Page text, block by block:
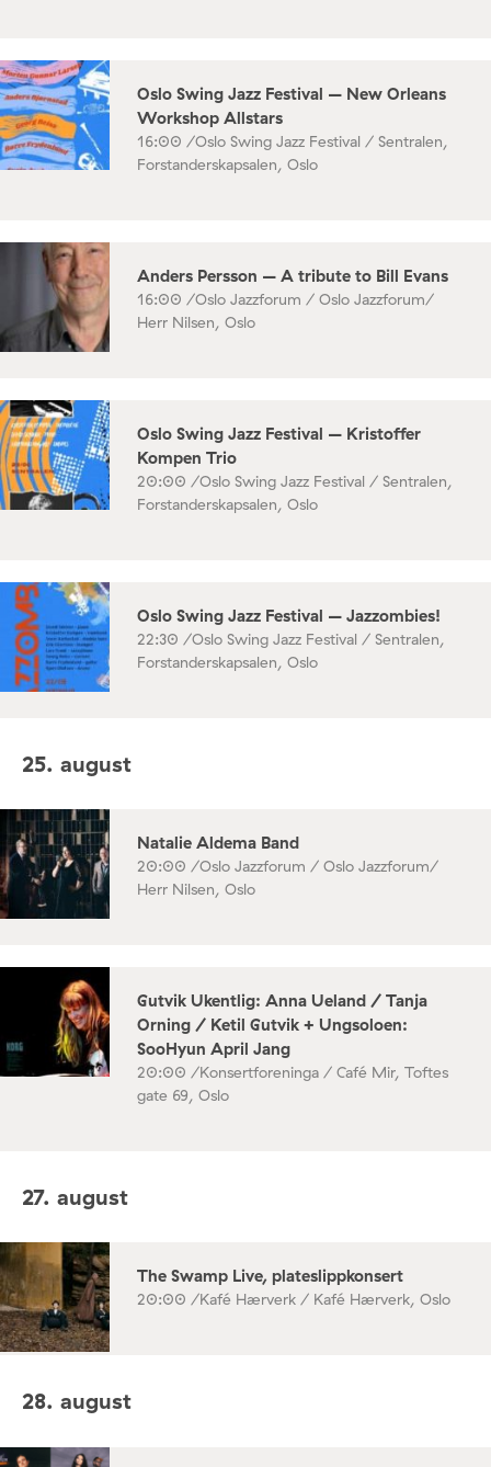
Oslo Swing Jazz Festival – New Orleans
Workshop Allstars
16:00 /Oslo Swing Jazz Festival / Sentralen,
Forstanderskapsalen, Oslo
Anders Persson – A tribute to Bill Evans
16:00 /Oslo Jazzforum / Oslo Jazzforum/
Herr Nilsen, Oslo
Oslo Swing Jazz Festival – Kristoffer
Kompen Trio
20:00 /Oslo Swing Jazz Festival / Sentralen,
Forstanderskapsalen, Oslo
Oslo Swing Jazz Festival – Jazzombies!
22:30 /Oslo Swing Jazz Festival / Sentralen,
Forstanderskapsalen, Oslo
25. august
Natalie Aldema Band
20:00 /Oslo Jazzforum / Oslo Jazzforum/
Herr Nilsen, Oslo
Gutvik Ukentlig: Anna Ueland / Tanja
Orning / Ketil Gutvik + Ungsoloen:
SooHyun April Jang
20:00 /Konsertforeninga / Café Mir, Toftes
gate 69, Oslo
27. august
The Swamp Live, plateslippkonsert
20:00 /Kafé Hærverk / Kafé Hærverk, Oslo
28. august